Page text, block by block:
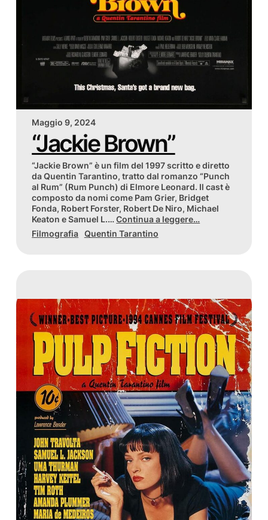
Maggio 9, 2024
“Jackie Brown”
“Jackie Brown” è un film del 1997 scritto e diretto
da Quentin Tarantino, tratto dal romanzo “Punch
al Rum” (Rum Punch) di Elmore Leonard. Il cast è
composto da nomi come Pam Grier, Bridget
Fonda, Robert Forster, Robert De Niro, Michael
Keaton e Samuel L.…Continua a leggere…
Filmografia Quentin Tarantino